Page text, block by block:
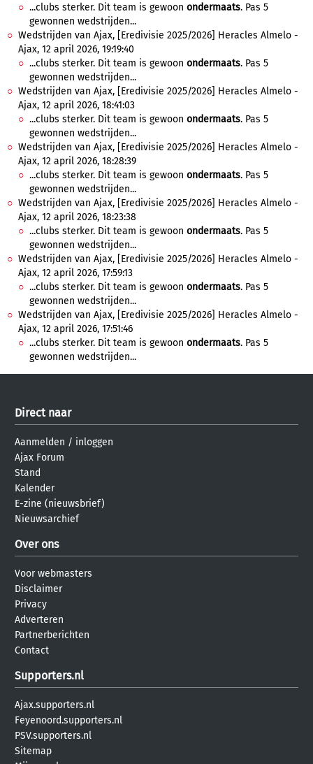
...clubs sterker. Dit team is gewoon ondermaats. Pas 5
gewonnen wedstrijden...
Wedstrijden van Ajax, [Eredivisie 2025/2026] Heracles Almelo -
Ajax, 12 april 2026, 19:19:40
...clubs sterker. Dit team is gewoon ondermaats. Pas 5
gewonnen wedstrijden...
Wedstrijden van Ajax, [Eredivisie 2025/2026] Heracles Almelo -
Ajax, 12 april 2026, 18:41:03
...clubs sterker. Dit team is gewoon ondermaats. Pas 5
gewonnen wedstrijden...
Wedstrijden van Ajax, [Eredivisie 2025/2026] Heracles Almelo -
Ajax, 12 april 2026, 18:28:39
...clubs sterker. Dit team is gewoon ondermaats. Pas 5
gewonnen wedstrijden...
Wedstrijden van Ajax, [Eredivisie 2025/2026] Heracles Almelo -
Ajax, 12 april 2026, 18:23:38
...clubs sterker. Dit team is gewoon ondermaats. Pas 5
gewonnen wedstrijden...
Wedstrijden van Ajax, [Eredivisie 2025/2026] Heracles Almelo -
Ajax, 12 april 2026, 17:59:13
...clubs sterker. Dit team is gewoon ondermaats. Pas 5
gewonnen wedstrijden...
Wedstrijden van Ajax, [Eredivisie 2025/2026] Heracles Almelo -
Ajax, 12 april 2026, 17:51:46
...clubs sterker. Dit team is gewoon ondermaats. Pas 5
gewonnen wedstrijden...
Direct naar
Aanmelden / inloggen
Ajax Forum
Stand
Kalender
E-zine (nieuwsbrief)
Nieuwsarchief
Over ons
Voor webmasters
Disclaimer
Privacy
Adverteren
Partnerberichten
Contact
Supporters.nl
Ajax.supporters.nl
Feyenoord.supporters.nl
PSV.supporters.nl
Sitemap